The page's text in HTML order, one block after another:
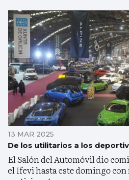
13 MAR 2025
De los utilitarios a los
El Salón del Automóvil dio
el Ifevi hasta este domingo con